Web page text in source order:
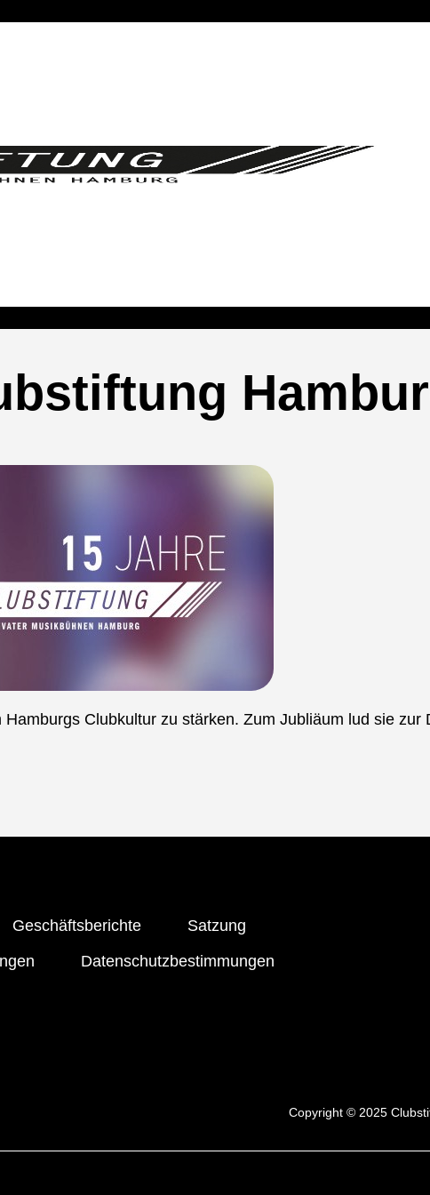
Clubkultur zu stärken. Zum Jubliäum lud sie
Geschäftsberichte
Satzung
Datenschutzbestimmungen
Copyright © 2025